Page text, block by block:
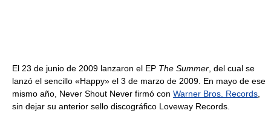
El 23 de junio de 2009 lanzaron el EP The Summer, del cual se
lanzó el sencillo «Happy» el 3 de marzo de 2009. En mayo de ese
mismo año, Never Shout Never firmó con Warner Bros. Records,
sin dejar su anterior sello discográfico Loveway Records.